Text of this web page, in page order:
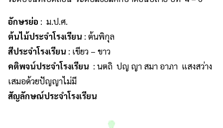
อักษรย่อ : ม.ป.ศ.
ต้นไม้ประจำโรงเรียน : ต้นพิกุล
สีประจำโรงเรียน : เขียว – ขาว
คติพจน์ประจำโรงเรียน : นตถิ ปญ ญา สมา อาภา แสงสว่าง
เสมอด้วยปัญญาไม่มี
สัญลักษณ์ประจำโรงเรียน